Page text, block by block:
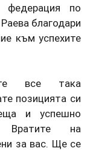
федерация по
благодари
към успехите
все така
позицията си
и успешно
Вратите на
за вас. Ще се